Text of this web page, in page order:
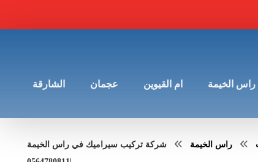
راس الخيمة ام القيوين عجمان الشارقة
راس الخيمة
شركة تركيب سيراميك في راس الخيمة